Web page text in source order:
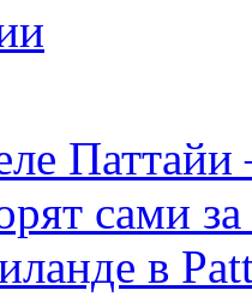
сами за
в